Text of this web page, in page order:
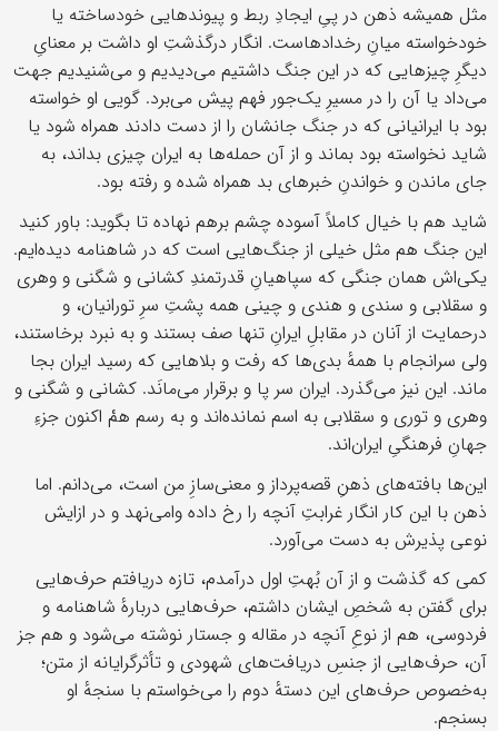
مثل همیشه ذهن در پیِ ایجادِ ربط و پیوندهایی خودساخته یا
خودخواسته میانِ رخدادهاست. انگار درگذشتِ او داشت بر معنایِ
دیگرِ چیزهایی که در این جنگ داشتیم می‌دیدیم و می‌شنیدیم جهت
می‌داد یا آن را در مسیرِ یک‌جور فهم پیش می‌برد. گویی او خواسته
بود با ایرانیانی که در جنگ جانشان را از دست دادند همراه شود یا
شاید نخواسته بود بماند و از آن حمله‌ها به ایران چیزی بداند، به
جای ماندن و خواندنِ خبرهای بد همراه شده و رفته بود.
شاید هم با خیال کاملاً آسوده چشم برهم نهاده تا بگوید: باور کنید
این جنگ هم مثل خیلی از جنگ‌هایی است که در شاهنامه دیده‌ایم.
یکی‌اش همان جنگی که سپاهیانِ قدرتمندِ کشانی و شگنی و وهری
و سقلابی و سندی و هندی و چینی همه پشتِ سرِ تورانیان، و
درحمایت از آنان در مقابلِ ایرانِ تنها صف‌ بستند و به نبرد برخاستند،
ولی سرانجام با همهٔ بدی‌ها که رفت و بلاهایی که رسید ایران بجا
ماند. این نیز می‌گذرد. ایران سر پا و برقرار می‌مانَد. کشانی و شگنی و
وهری و توری و سقلابی به اسم نمانده‌اند و به رسم همْ اکنون جزءِ
جهانِ فرهنگیِ ایران‌اند.
این‌ها بافته‌های ذهنِ قصه‌پرداز و معنی‌سازِ من است، می‌دانم. اما
ذهن با این کار انگار غرابتِ آنچه را رخ داده وامی‌نهد و در ازایش
نوعی پذیرش به دست می‌آورد.
کمی که گذشت و از آن بُهتِ اول درآمدم، تازه دریافتم حرف‌هایی
برای گفتن به شخصِ ایشان داشتم، حرف‌هایی دربارهٔ شاهنامه و
فردوسی، هم از نوعِ آنچه در مقاله و جستار نوشته می‌شود و هم جز
آن، حرف‌هایی از جنسِ دریافت‌های شهودی و تأثرگرایانه از متن؛
به‌خصوص حرف‌های این دستهٔ دوم را می‌خواستم با سنجهٔ او
بسنجم.